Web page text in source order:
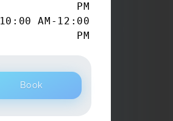
PM
10:00 AM - 12:00
PM
Book